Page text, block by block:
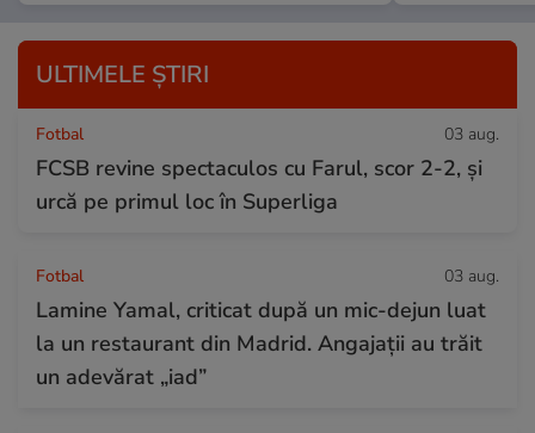
ULTIMELE ȘTIRI
Fotbal 03 aug.
FCSB revine spectaculos cu Farul, scor 2-2, și
urcă pe primul loc în Superliga
Fotbal 03 aug.
Lamine Yamal, criticat după un mic-dejun luat
la un restaurant din Madrid. Angajații au trăit
un adevărat „iad”